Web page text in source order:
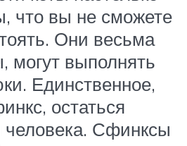
что вы не сможете
Они весьма
могут выполнять
Единственное,
остаться
человека. Сфинксы